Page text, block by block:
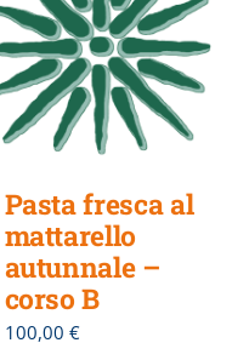
Pasta fresca al
mattarello
autunnale –
corso B
100,00 €